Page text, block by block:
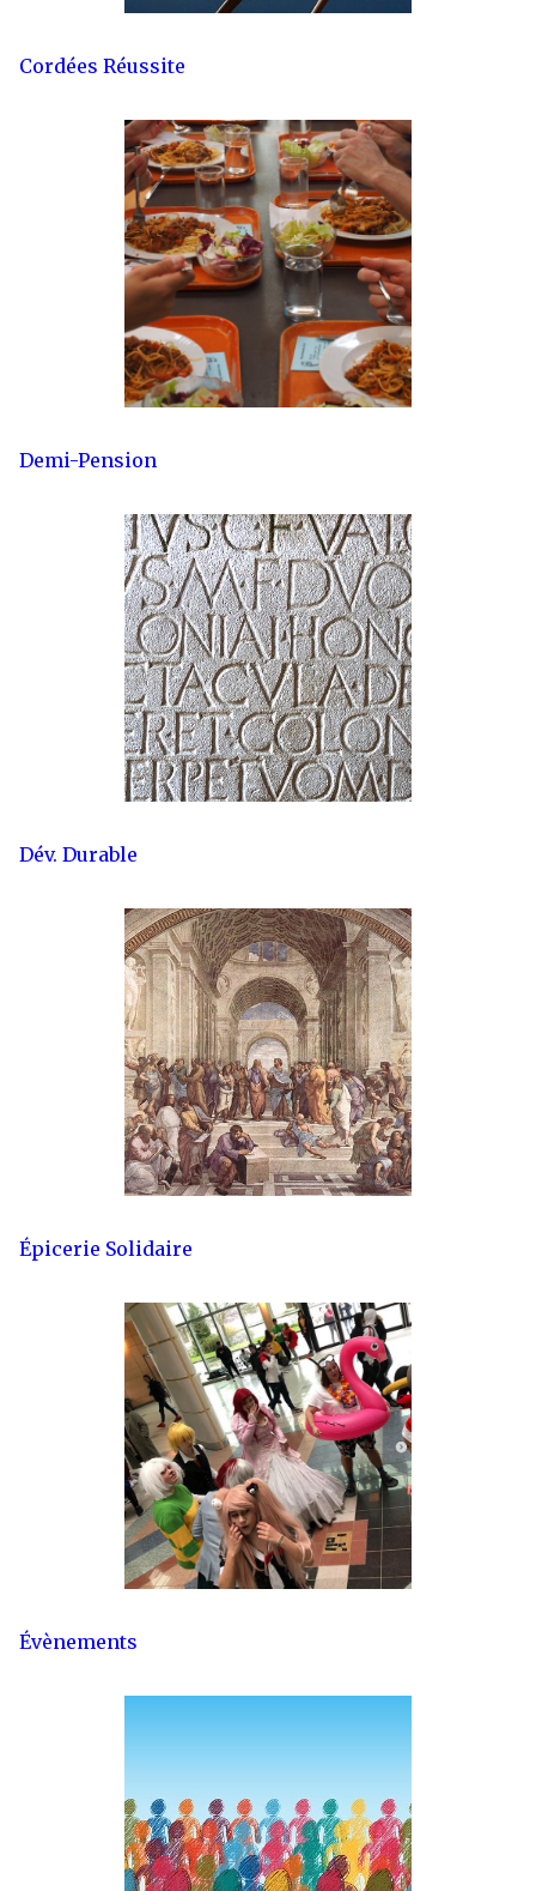
Cordées Réussite
Demi-Pension
Dév. Durable
Épicerie Solidaire
Évènements